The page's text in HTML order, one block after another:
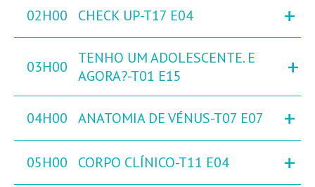
02H00 CHECK UP-T17 E04 +
03H00
TENHO UM ADOLESCENTE. E
AGORA?-T01 E15
+
04H00 ANATOMIA DE VÉNUS-T07 E07 +
05H00 CORPO CLÍNICO-T11 E04 +